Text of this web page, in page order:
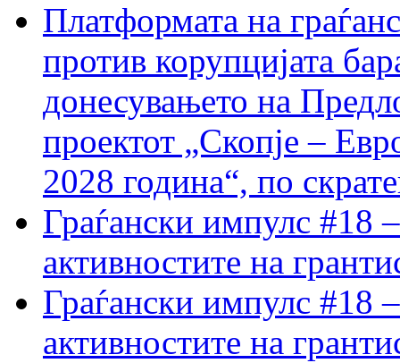
Платформата на
против корупцијата
донесувањето на
проектот „Скопје –
2028 година“, по
Граѓански импулс #18
активностите на
Граѓански импулс #18
активностите на